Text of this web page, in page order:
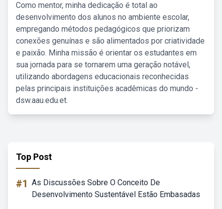
Como mentor, minha dedicação é total ao
desenvolvimento dos alunos no ambiente escolar,
empregando métodos pedagógicos que priorizam
conexões genuínas e são alimentados por criatividade
e paixão. Minha missão é orientar os estudantes em
sua jornada para se tornarem uma geração notável,
utilizando abordagens educacionais reconhecidas
pelas principais instituições acadêmicas do mundo -
dsw.aau.edu.et.
Top Post
#1 As Discussões Sobre O Conceito De
Desenvolvimento Sustentável Estão Embasadas